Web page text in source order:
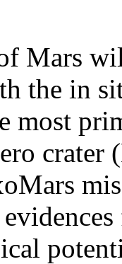
Mars
the in
most